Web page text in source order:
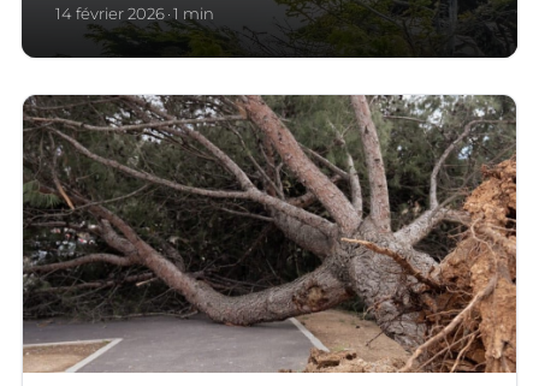
départements basculent en alerte orange.
14 février 2026 1 min